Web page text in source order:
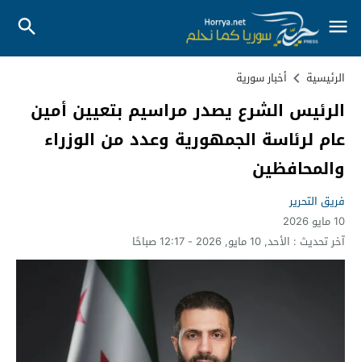
الرئيسية أخبار سورية
الرئيس الشرع يصدر مراسيم بتعيين أمين
عام لرئاسة الجمهورية وعدد من الوزراء
والمحافظين
فريق التحرير
10 مايو 2026
آخر تحديث : الأحد, 10 مايو, 2026 - 12:17 صباحًا